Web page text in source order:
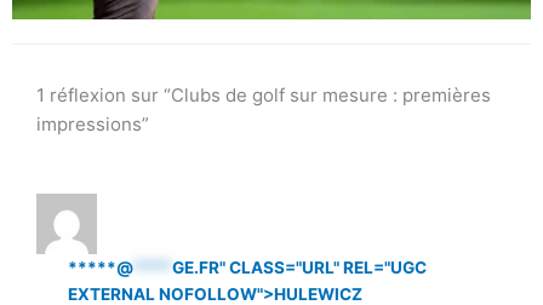
1 réflexion sur “Clubs de golf sur mesure : premières
impressions”
*****@**** GE.FR" CLASS="URL" REL="UGC
EXTERNAL NOFOLLOW">HULEWICZ